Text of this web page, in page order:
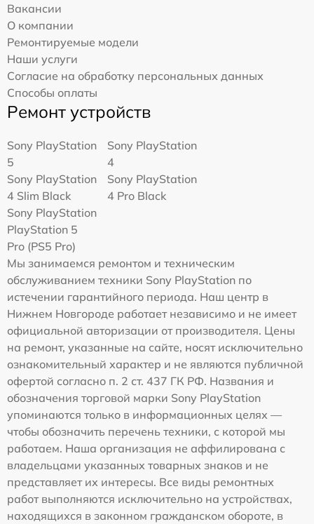
Вакансии
О компании
Ремонтируемые модели
Наши услуги
Согласие на обработку персональных данных
Способы оплаты
Ремонт устройств
Sony PlayStation
5
Sony PlayStation
4
Sony PlayStation
4 Slim Black
Sony PlayStation
4 Pro Black
Sony PlayStation
PlayStation 5
Pro (PS5 Pro)
Мы занимаемся ремонтом и техническим
обслуживанием техники Sony PlayStation по
истечении гарантийного периода. Наш центр в
Нижнем Новгороде работает независимо и не имеет
официальной авторизации от производителя. Цены
на ремонт, указанные на сайте, носят исключительно
ознакомительный характер и не являются публичной
офертой согласно п. 2 ст. 437 ГК РФ. Названия и
обозначения торговой марки Sony PlayStation
упоминаются только в информационных целях —
чтобы обозначить перечень техники, с которой мы
работаем. Наша организация не аффилирована с
владельцами указанных товарных знаков и не
представляет их интересы. Все виды ремонтных
работ выполняются исключительно на устройствах,
находящихся в законном гражданском обороте, в